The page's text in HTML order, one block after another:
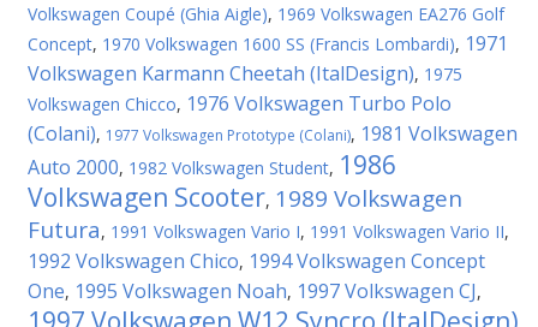
Volkswagen Coupé (Ghia Aigle), 1969 Volkswagen EA276 Golf
Concept, 1970 Volkswagen 1600 SS (Francis Lombardi), 1971
Volkswagen Karmann Cheetah (ItalDesign), 1975
Volkswagen Chicco, 1976 Volkswagen Turbo Polo
(Colani), 1977 Volkswagen Prototype (Colani), 1981 Volkswagen
Auto 2000, 1982 Volkswagen Student, 1986
Volkswagen Scooter, 1989 Volkswagen
Futura, 1991 Volkswagen Vario I, 1991 Volkswagen Vario II,
1992 Volkswagen Chico, 1994 Volkswagen Concept
One, 1995 Volkswagen Noah, 1997 Volkswagen CJ,